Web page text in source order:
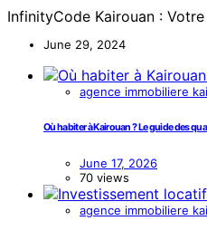
InfinityCode Kairouan :
June 29, 2024
agence immobiliere
Où habiter à Kairouan ? Le guide des
June 17, 2026
70 views
agence immobiliere